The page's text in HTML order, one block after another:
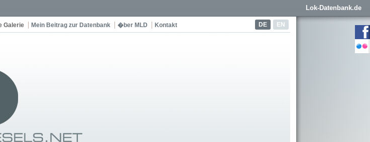
Lok-Datenbank.de
DE EN
Galerie Mein Beitrag zur Datenbank �ber MLD Kontakt